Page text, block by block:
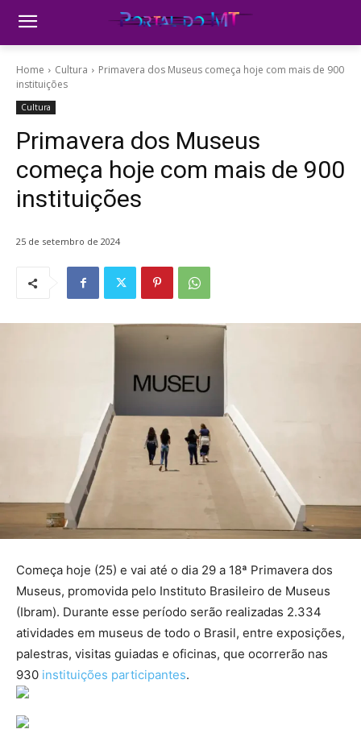
Home Cultura
Primavera dos Museus começa hoje com mais de 900
instituições
Cultura
Primavera dos Museus
começa hoje com mais de 900
instituições
25 de setembro de 2024
Começa hoje (25) e vai até o dia 29 a 18ª Primavera dos
Museus, promovida pelo Instituto Brasileiro de Museus
(Ibram). Durante esse período serão realizadas 2.334
atividades em museus de todo o Brasil, entre exposições,
palestras, visitas guiadas e oficinas, que ocorrerão nas
930 instituições participantes.